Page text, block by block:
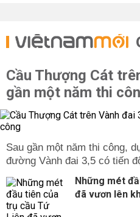
Cầu Thượng Cát
gần một năm thi
Sau gần một năm thi công,
đường Vành đai 3,5 có tiến
Những mét
đã vươn lên